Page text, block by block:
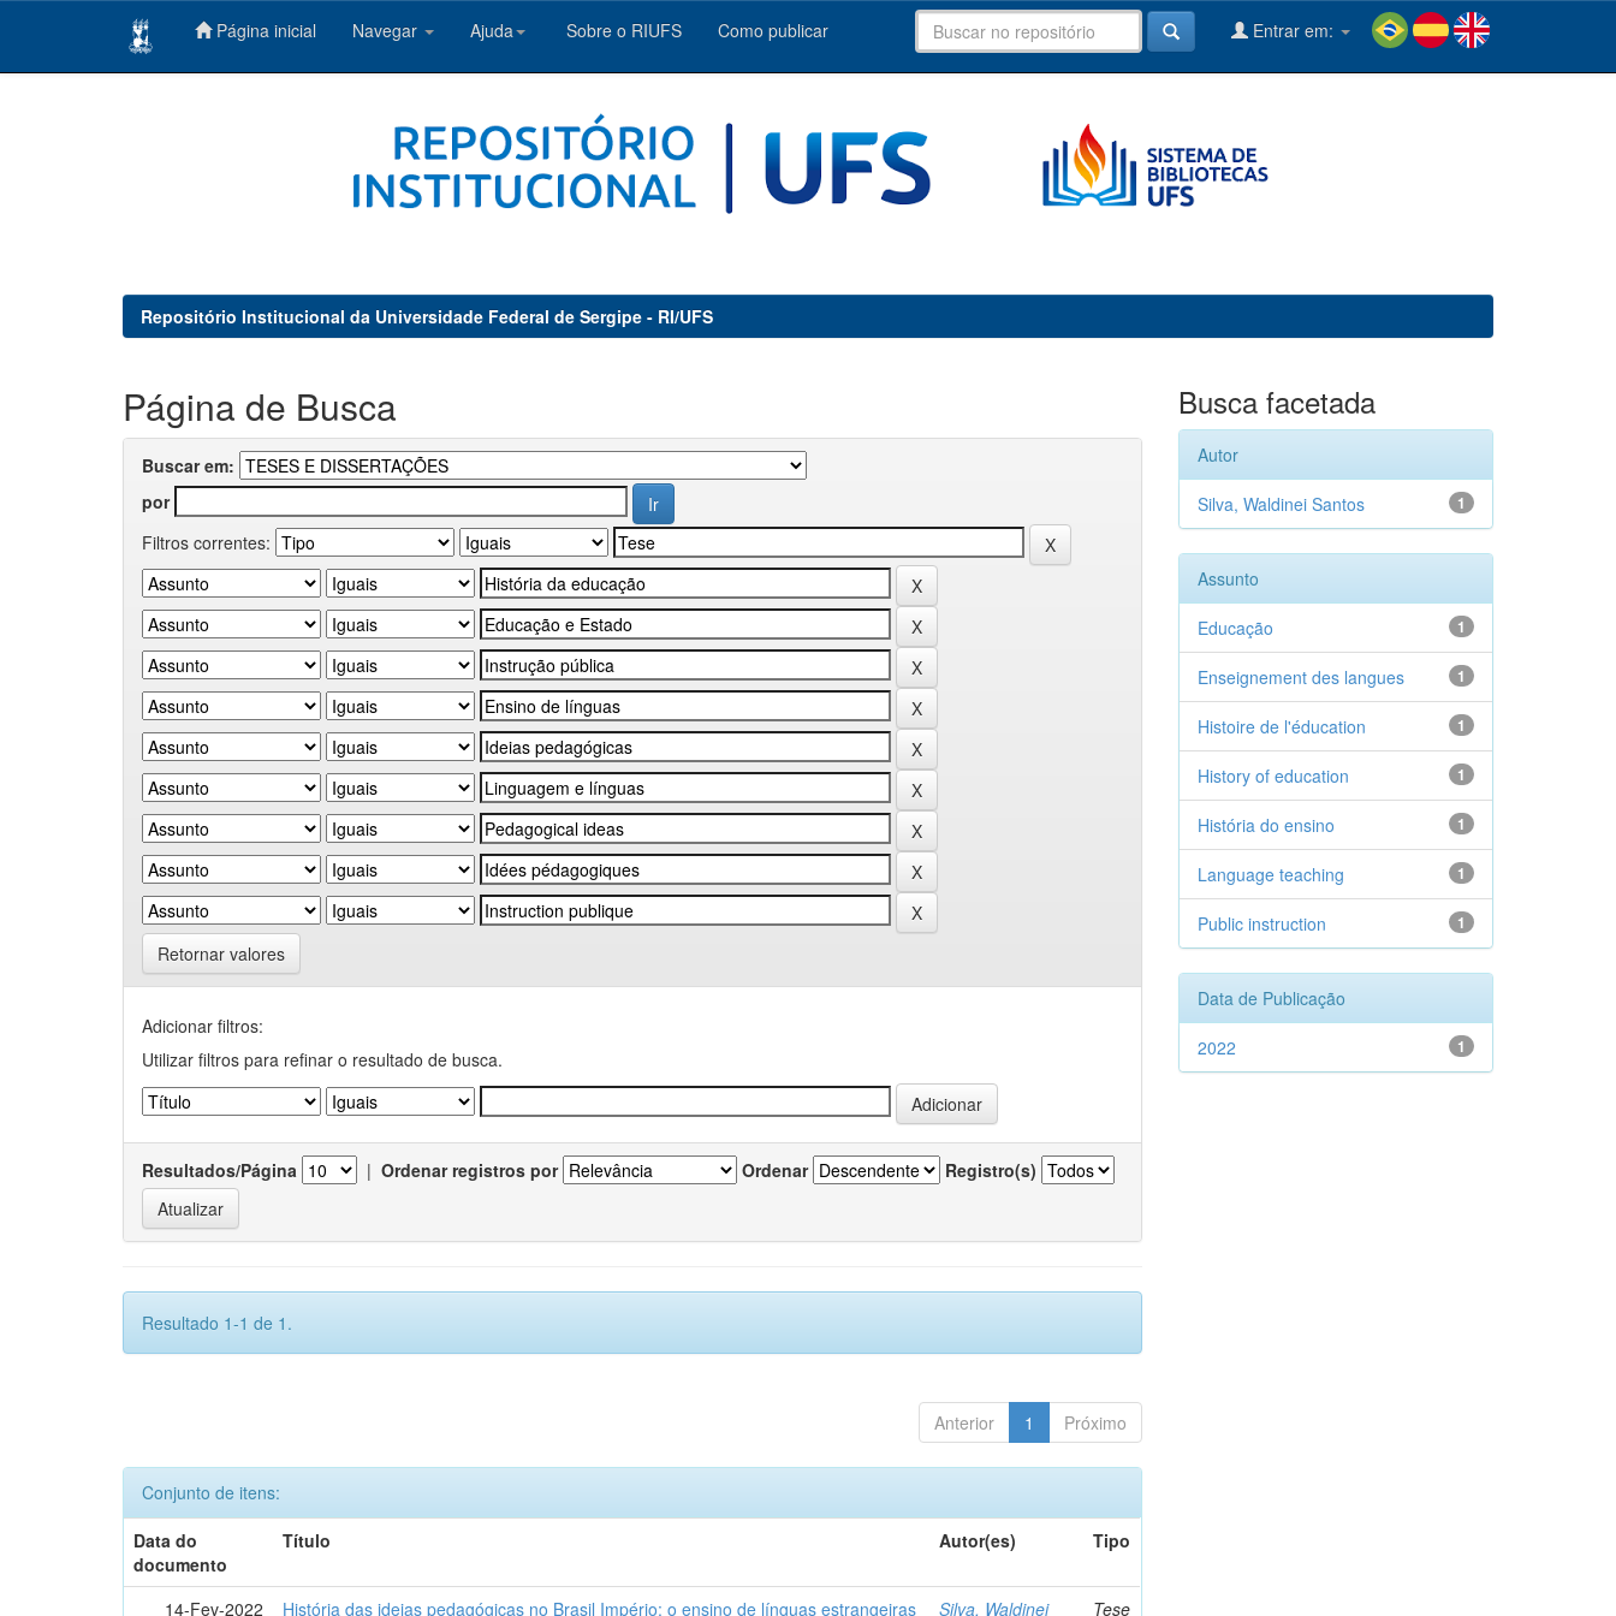
Página inicial Navegar Ajuda Sobre o RIUFS Como publicar Entrar em:
Repositório Institucional da Universidade Federal de Sergipe - RI/UFS
Página de Busca
Buscar em:
por
Filtros correntes:
Retornar valores
Adicionar filtros:
Utilizar filtros para refinar o resultado de busca.
Resultados/Página | Ordenar registros por Ordenar Registro(s)
Resultado 1-1 de 1.
Anterior 1 Próximo
Conjunto de itens:
Data do
documento
Título Autor(es) Tipo
14-Fev-2022 História das ideias pedagógicas no Brasil Império: o ensino de línguas estrangeiras Silva, Waldinei Tese
Busca facetada
Autor
1
Silva, Waldinei Santos
Assunto
1
Educação
1
Enseignement des langues
1
Histoire de l'éducation
1
History of education
1
História do ensino
1
Language teaching
1
Public instruction
Data de Publicação
1
2022